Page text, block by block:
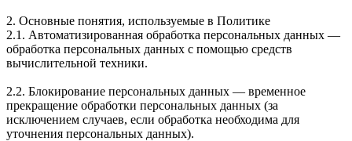
2. Основные понятия, используемые в Политике
2.1. Автоматизированная обработка персональных данных —
обработка персональных данных с помощью средств
вычислительной техники.
2.2. Блокирование персональных данных — временное
прекращение обработки персональных данных (за
исключением случаев, если обработка необходима для
уточнения персональных данных).